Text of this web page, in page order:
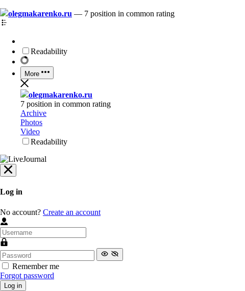
olegmakarenko.ru — 7 position in common rating
Readability
More
olegmakarenko.ru
7 position in common rating
Archive
Photos
Video
Readability
Log in
No account? Create an account
Remember me
Forgot password
Log in